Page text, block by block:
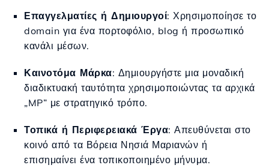
Επαγγελματίες ή Δημιουργοί: Χρησιμοποίησε το
domain για ένα πορτοφόλιο, blog ή προσωπικό
κανάλι μέσων.
Καινοτόμα Μάρκα: Δημιουργήστε μια μοναδική
διαδικτυακή ταυτότητα χρησιμοποιώντας τα αρχικά
„MP” με στρατηγικό τρόπο.
Τοπικά ή Περιφερειακά Έργα: Απευθύνεται στο
κοινό από τα Βόρεια Νησιά Μαριανών ή
επισημαίνει ένα τοπικοποιημένο μήνυμα.